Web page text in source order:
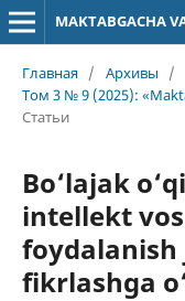
MAKTABGACHA
Главная / Архивы
/
Том 3 № 9 (2025):
Статьи
Bo‘lajak
intellekt
fikrlashga